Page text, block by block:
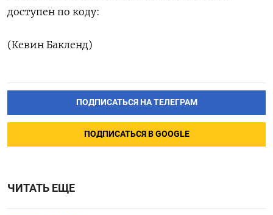
доступен по коду:
(Кевин Бакленд)
ПОДПИСАТЬСЯ НА ТЕЛЕГРАМ
ПОДПИСАТЬСЯ В GOOGLE
ЧИТАТЬ ЕЩЕ